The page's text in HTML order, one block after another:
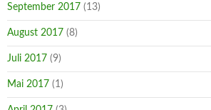
September 2017 (13)
August 2017 (8)
Juli 2017 (9)
Mai 2017 (1)